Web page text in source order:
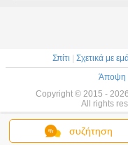
συζήτηση
Σπίτι Σχετικά με
Άποψη
Copyright © 2015 -
All rights